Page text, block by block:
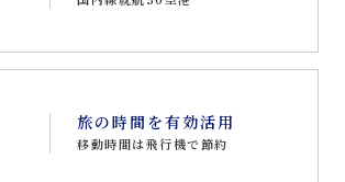
旅の時間を有効活用
移動時間は飛行機で節約